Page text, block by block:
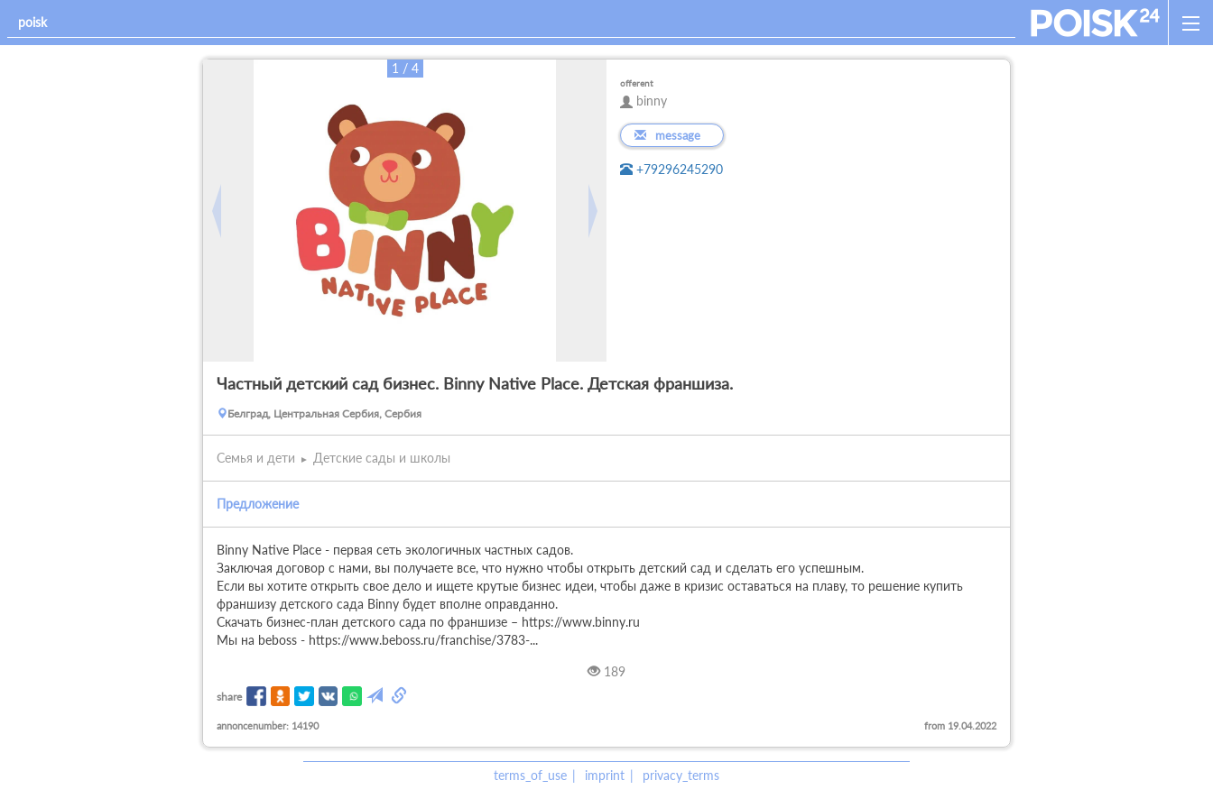
1 / 4
offerent
binny
message
+79296245290
Частный детский сад бизнес. Binny Native Place. Детская франшиза.
Белград, Центральная Сербия, Сербия
Семья и дети Детские сады и школы
Предложение
Binny Native Place - первая сеть экологичных частных садов.
Заключая договор с нами, вы получаете все, что нужно чтобы открыть детский сад и сделать его успешным.
Если вы хотите открыть свое дело и ищете крутые бизнес идеи, чтобы даже в кризис оставаться на плаву, то решение купить
франшизу детского сада Binny будет вполне оправданно.
Скачать бизнес-план детского сада по франшизе – https://www.binny.ru
Мы на beboss - https://www.beboss.ru/franchise/3783-...
189
share
annoncenumber: 14190 from 19.04.2022
terms_of_use imprint privacy_terms